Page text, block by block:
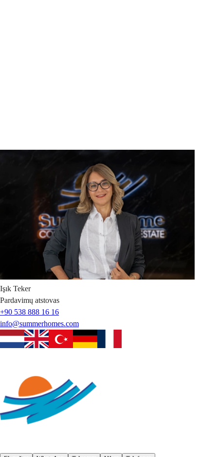
Işık Teker
Pardavimų atstovas
+90 538 888 16 16
info@summerhomes.com